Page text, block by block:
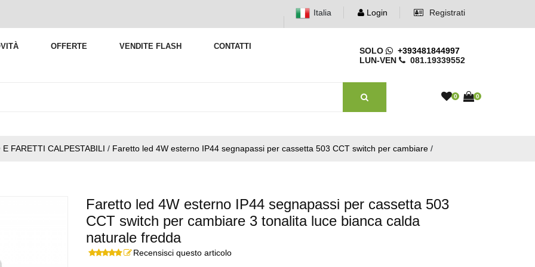
Italia Login Registrati
OFFERTE VENDITE FLASH CONTATTI SOLO
+393481844997
LUN-VEN
081.19339552
0 0
E FARETTI CALPESTABILI / Faretto led 4W esterno IP44 segnapassi per cassetta 503 CCT switch per cambiare /
Faretto led 4W esterno IP44 segnapassi per cassetta 503
CCT switch per cambiare 3 tonalita luce bianca calda
naturale fredda
Recensisci questo articolo